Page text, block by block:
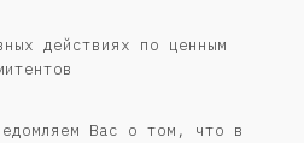
действиях по ценным
Вас о том, что в